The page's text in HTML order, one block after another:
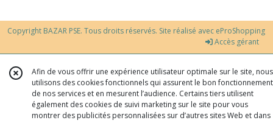
Copyright BAZAR PSE. Tous droits réservés. Site réalisé avec eProShopping
Accès gérant
Afin de vous offrir une expérience utilisateur optimale sur le site, nous
utilisons des cookies fonctionnels qui assurent le bon fonctionnement
de nos services et en mesurent l’audience. Certains tiers utilisent
également des cookies de suivi marketing sur le site pour vous
montrer des publicités personnalisées sur d’autres sites Web et dans